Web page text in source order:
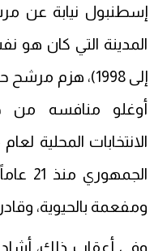
إسطنبول نيابة عن
إلى 1998)، هزم
أوغلو منافسه من
ومفعمة بالحيوية،